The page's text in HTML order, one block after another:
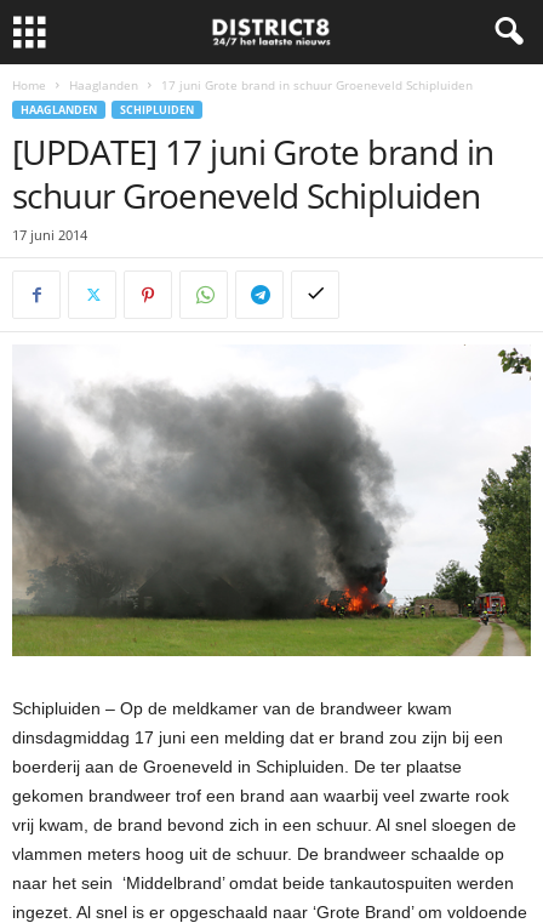
Home Haaglanden 17 juni Grote brand in schuur Groeneveld Schipluiden
HAAGLANDEN SCHIPLUIDEN
[UPDATE] 17 juni Grote brand in
schuur Groeneveld Schipluiden
17 juni 2014
Schipluiden – Op de meldkamer van de brandweer kwam
dinsdagmiddag 17 juni een melding dat er brand zou zijn bij een
boerderij aan de Groeneveld in Schipluiden. De ter plaatse
gekomen brandweer trof een brand aan waarbij veel zwarte rook
vrij kwam, de brand bevond zich in een schuur. Al snel sloegen de
vlammen meters hoog uit de schuur. De brandweer schaalde op
naar het sein ‘Middelbrand’ omdat beide tankautospuiten werden
ingezet. Al snel is er opgeschaald naar ‘Grote Brand’ om voldoende